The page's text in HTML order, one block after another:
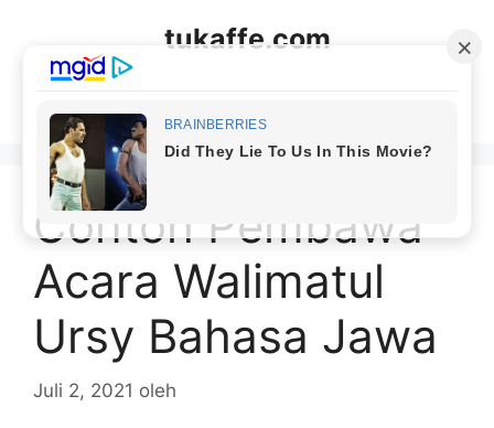
tukaffe.com
Contoh Pembawa
Acara Walimatul
Ursy Bahasa Jawa
Juli 2, 2021 oleh